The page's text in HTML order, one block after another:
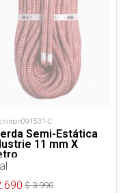
C
Semi-Estática
11 mm X
$3.990